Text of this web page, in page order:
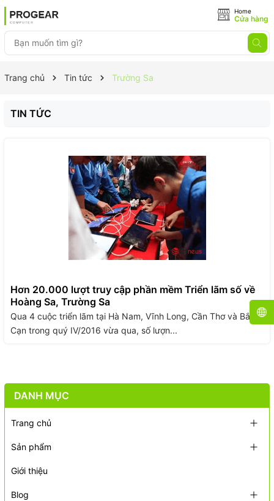
Home
Cửa hàng
Trang chủ Tin tức Trường Sa
TIN TỨC
Hơn 20.000 lượt truy cập phần mềm Triển lãm số về
Hoàng Sa, Trường Sa
Qua 4 cuộc triển lãm tại Hà Nam, Vĩnh Long, Cần Thơ và Bắc
Cạn trong quý IV/2016 vừa qua, số lượn...
DANH MỤC
Trang chủ
Sản phẩm
Giới thiệu
Blog